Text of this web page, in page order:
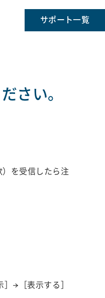
サポート一覧
さい。
を受信したら注
→［表示する］